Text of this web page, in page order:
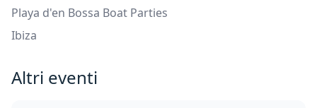
Playa d'en Bossa Boat Parties
Ibiza
Altri eventi